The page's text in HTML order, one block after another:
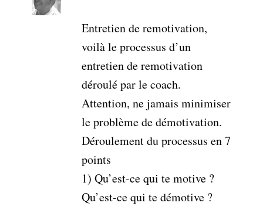
Entretien de remotivation,
voilà le processus d’un
entretien de remotivation
déroulé par le coach.
Attention, ne jamais minimiser
le problème de démotivation.
Déroulement du processus en 7
points
1) Qu’est-ce qui te motive ?
Qu’est-ce qui te démotive ?